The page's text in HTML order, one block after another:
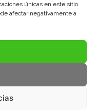
únicas en este sitio.
afectar negativamente a